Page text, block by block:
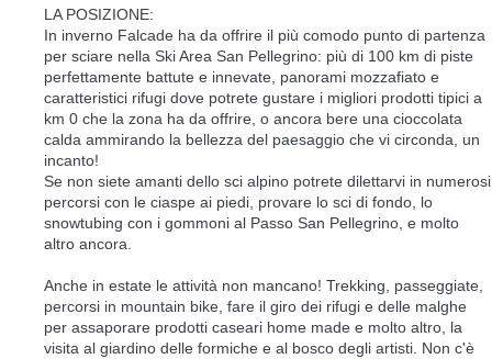
LA POSIZIONE:
In inverno Falcade ha da offrire il più comodo punto di partenza
per sciare nella Ski Area San Pellegrino: più di 100 km di piste
perfettamente battute e innevate, panorami mozzafiato e
caratteristici rifugi dove potrete gustare i migliori prodotti tipici a
km 0 che la zona ha da offrire, o ancora bere una cioccolata
calda ammirando la bellezza del paesaggio che vi circonda, un
incanto!
Se non siete amanti dello sci alpino potrete dilettarvi in numerosi
percorsi con le ciaspe ai piedi, provare lo sci di fondo, lo
snowtubing con i gommoni al Passo San Pellegrino, e molto
altro ancora.
Anche in estate le attività non mancano! Trekking, passeggiate,
percorsi in mountain bike, fare il giro dei rifugi e delle malghe
per assaporare prodotti caseari home made e molto altro, la
visita al giardino delle formiche e al bosco degli artisti. Non c'è